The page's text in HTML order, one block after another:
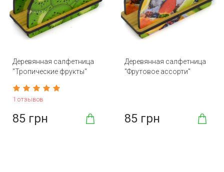
Деревянная салфетница
"Тропические фрукты"
1 отзывов
85 грн
Деревянная салфетница
"Фрутовое ассорти"
85 грн